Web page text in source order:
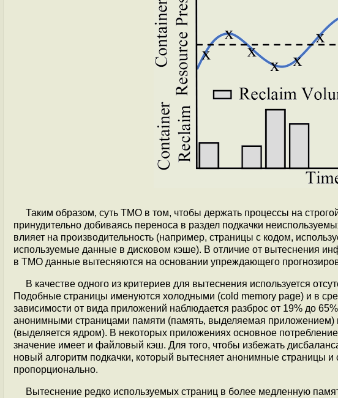
Таким образом, суть TMO в том, чтобы держать процессы на
принудительно добиваясь переноса в раздел подкачки
влияет на производительность (например, страницы с кодом,
используемые данные в дисковом кэше). В отличие от вытеснения
в TMO данные вытесняются на основании упреждающего
В качестве одного из критериев для вытеснения используется
Подобные страницы именуются холодными (cold memory page) и в
зависимости от вида приложений наблюдается разброс от 19% до
анонимными страницами памяти (память, выделяемая
(выделяется ядром). В некоторых приложениях основное
значение имеет и файловый кэш. Для того, чтобы избежать
новый алгоритм подкачки, который вытесняет анонимные страницы
пропорционально.
Вытеснение редко используемых страниц в более медленную